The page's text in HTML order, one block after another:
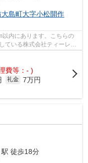
大島町大字小松開作
内にあります。こちらの
ている株式会社ティーレッ
費等：- )
礼金 7万円
駅 徒歩18分